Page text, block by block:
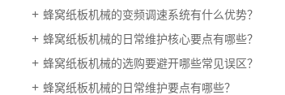
蜂窝纸板机械的变频调速系统有什么优势？
蜂窝纸板机械的日常维护核心要点有哪些？
蜂窝纸板机械的选购要避开哪些常见误区？
蜂窝纸板机械的日常维护要点有哪些？